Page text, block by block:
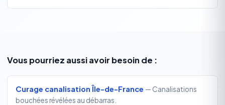
Vous pourriez aussi avoir besoin de :
Curage canalisation Île-de-France — Canalisations
bouchées révélées au débarras.